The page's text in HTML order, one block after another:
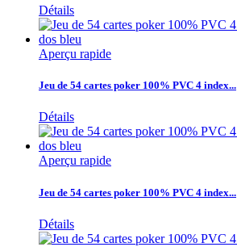
Détails
Aperçu rapide
Jeu de 54 cartes poker 100% PVC 4 index...
Détails
Aperçu rapide
Jeu de 54 cartes poker 100% PVC 4 index...
Détails